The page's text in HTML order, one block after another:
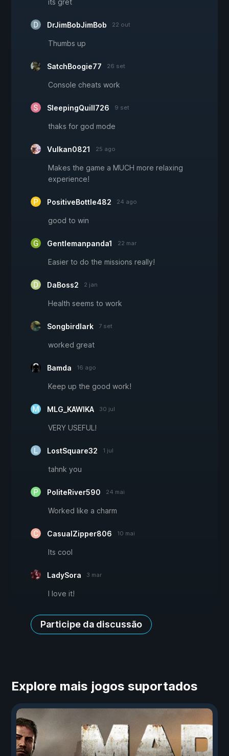
its gret
DrJimBobJimBob 22 out
Thumbs up
SatchBoogie77 26 set
Console cheats work
SleepingQuill726 9 set
thaks for god mode
Vulkan0821 25 ago
Makes the game a MUCH more relaxing
experience!
PositiveBottle482 24 ago
good to win
Gentlemanpanda1 22 mar
Easier to do the missions really!
DaBoss2 2 jan
Health seems to work
Songbirdlark 7 set
worked great
Bamda 16 ago
Keep up the good work!
MLG_KAWIKA 30 jul
VERY USEFUL!
LostSquare32 1 jul
tahnk you
PoliteRiver590 24 mai
Worked like a charm
CasualZipper806 10 mai
Its cool
LadySora 3 mar
I love it!
Participe da discussão
Explore mais jogos suportados